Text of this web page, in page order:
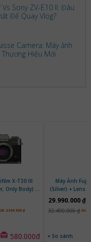
Vs Sony ZV-E10 II: Đâu
Để Quay Vlog?
Camera: Máy ảnh
Hiệu Mới
X-T30 III
Only Body) |
2.500.000 ₫
580.000đ
Máy Ảnh
(Silver) + Lens
6.3 |
29.990.000 ₫
32.490.000 ₫
+ So sánh